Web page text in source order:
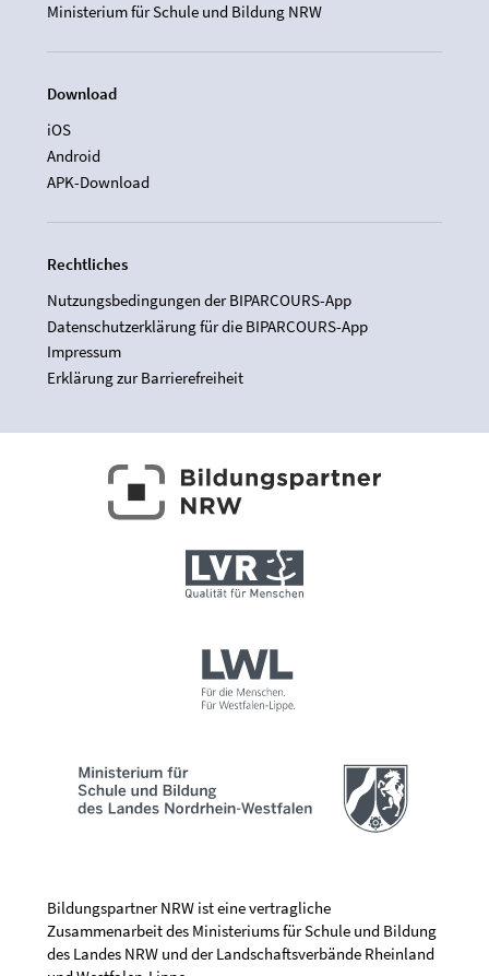
Ministerium für Schule und Bildung NRW
Download
iOS
Android
APK-Download
Rechtliches
Nutzungsbedingungen der BIPARCOURS-App
Datenschutzerklärung für die BIPARCOURS-App
Impressum
Erklärung zur Barrierefreiheit
Bildungspartner NRW ist eine vertragliche
Zusammenarbeit des Ministeriums für Schule und Bildung
des Landes NRW und der Landschaftsverbände Rheinland